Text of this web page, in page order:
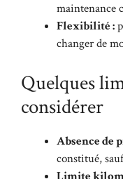
maintenance
Flexibilité :
changer de
Quelques
considérer
Absence de
constitué,